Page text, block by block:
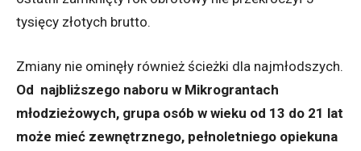
tysięcy złotych brutto.
Zmiany nie ominęły również ścieżki dla najmłodszych.
Od najbliższego naboru w Mikrograntach
młodzieżowych, grupa osób w wieku od 13 do 21 lat
może mieć zewnętrznego, pełnoletniego opiekuna